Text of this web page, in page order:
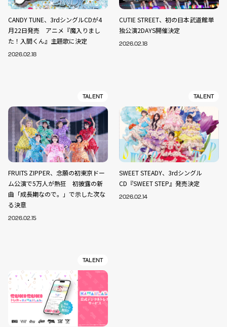
CANDY TUNE、3rdシングルCDが4
月22日発売 アニメ『魔入りまし
た！入間くん』主題歌に決定
2026.02.18
CUTIE STREET、初の日本武道館単
独公演2DAYS開催決定
2026.02.18
TALENT
FRUITS ZIPPER、念願の初東京ドー
ム公演で5万人が熱狂 初披露の新
曲「成長期なので。」で示した次な
る決意
2026.02.15
TALENT
SWEET STEADY、3rdシングル
CD『SWEET STEP』発売決定
2026.02.14
TALENT